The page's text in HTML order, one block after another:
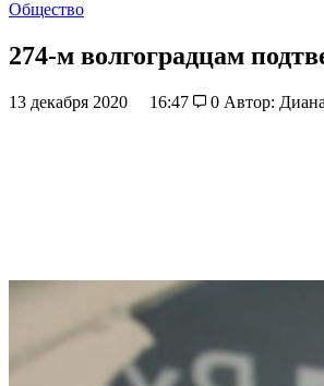
Общество
274-м волгоградцам
13 декабря 2020 16:47 0 Автор: